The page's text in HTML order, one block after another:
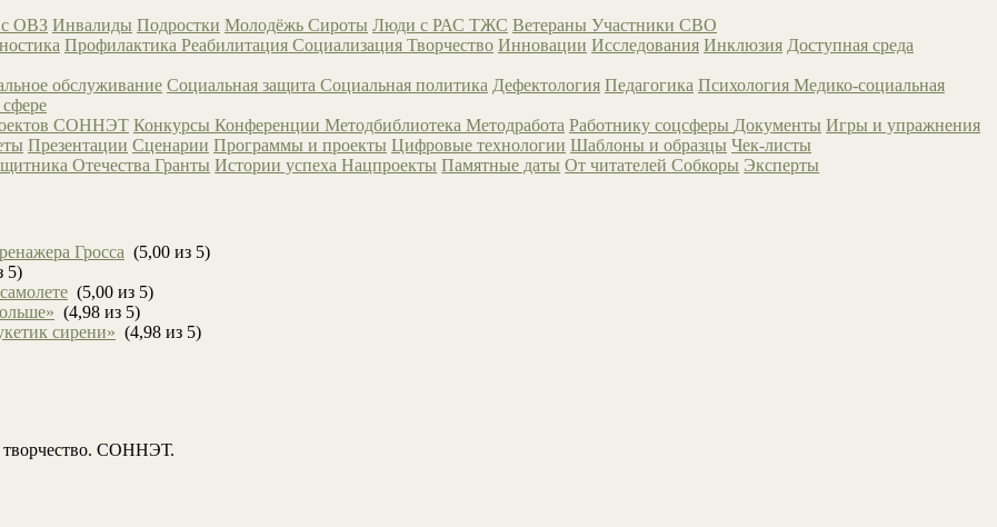
ОВЗ Инвалиды Подростки Молодёжь Сироты Люди с РАС ТЖС Ветераны Участники СВО
Профилактика Реабилитация Социализация Творчество Инновации Исследования Инклюзия Доступная среда
обслуживание Социальная защита Социальная политика Дефектология Педагогика Психология Медико-социальная
СОННЭТ Конкурсы Конференции Методбиблиотека Методработа Работнику соцсферы Документы Игры и упражнения
Презентации Сценарии Программы и проекты Цифровые технологии Шаблоны и образцы Чек-листы
ОтечестваГранты Истории успехаНацпроекты Памятные даты От читателейСобкоры Эксперты
Гросса (5,00 из 5)
5)
(5,00 из 5)
(4,98 из 5)
сирени» (4,98 из 5)
творчество. СОННЭТ.